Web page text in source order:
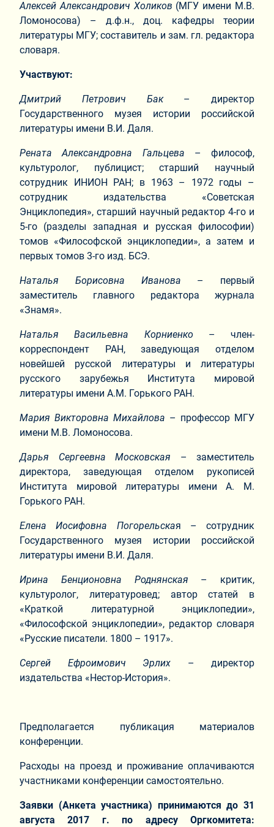
Алексей Александрович Холиков (МГУ имени М.В.
Ломоносова) – д.ф.н., доц. кафедры теории
литературы МГУ; составитель и зам. гл. редактора
словаря.
Участвуют:
Дмитрий Петрович Бак– директор
Государственного музея истории российской
литературы имени В.И. Даля.
Рената Александровна Гальцева – философ,
культуролог, публицист; старший научный
сотрудник ИНИОН РАН; в 1963 – 1972 годы –
сотрудник издательства «Советская
Энциклопедия», старший научный редактор 4-го и
5-го (разделы западная и русская философии)
томов «Философской энциклопедии», а затем и
первых томов 3-го изд. БСЭ.
Наталья Борисовна Иванова – первый
заместитель главного редактора журнала
«Знамя».
Наталья Васильевна Корниенко– член-
корреспондент РАН, заведующая отделом
новейшей русской литературы и литературы
русского зарубежья Института мировой
литературы имени А.М. Горького РАН.
Мария Викторовна Михайлова – профессор МГУ
имени М.В. Ломоносова.
Дарья Сергеевна Московская – заместитель
директора, заведующая отделом рукописей
Института мировой литературы имени А. М.
Горького РАН.
Елена Иосифовна Погорельская – сотрудник
Государственного музея истории российской
литературы имени В.И. Даля.
Ирина Бенционовна Роднянская – критик,
культуролог, литературовед; автор статей в
«Краткой литературной энциклопедии»,
«Философской энциклопедии», редактор словаря
«Русские писатели. 1800 – 1917».
Сергей Ефроимович Эрлих – директор
издательства «Нестор-История».
Предполагается публикация материалов
конференции.
Расходы на проезд и проживание оплачиваются
участниками конференции самостоятельно.
Заявки (Анкета участника) принимаются до 31
августа 2017 г. по адресу Оргкомитета: